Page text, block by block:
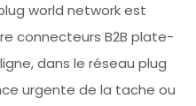
world network est
connecteurs B2B plate-
dans le réseau plug
urgente de la tache ou